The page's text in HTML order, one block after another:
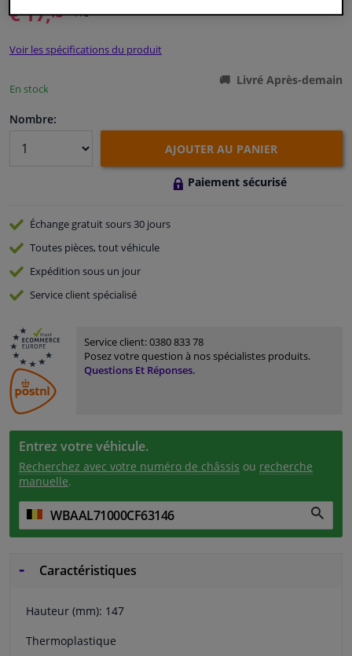
Atelier & outils
Capteurs & électronique
€ 17,13 TTC
Voir les spécifications du produit
En stock
Livré Après-demain
Nombre:
AJOUTER AU PANIER
Paiement sécurisé
Échange gratuitsours 30 jours
Toutes pièces, tout véhicule
Expédition sous un jour
Serviceclient spécialisé
Service client:0380 833 78
Posez votre question à nos spécialistes produits.
Questions Et Réponses.
Entrez votre véhicule.
Recherchez avec votre numéro de châssis ou recherche
manuelle.
Caractéristiques
Hauteur (mm): 147
Thermoplastique